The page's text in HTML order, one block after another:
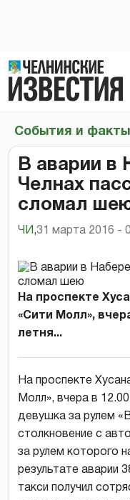
События и факты
В аварии в
Челнах
сломал
ЧИ ,31 марта 2016 -
На проспекте
«Сити Молл»,
летня...
На проспекте
Молл», вчера в
девушка за рулем
столкновение с
за рулем которого
результате аварии
такси получил